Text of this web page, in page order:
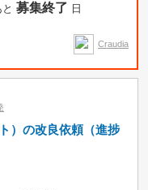
募集終了 日
Craudia
）の改良依頼（進捗